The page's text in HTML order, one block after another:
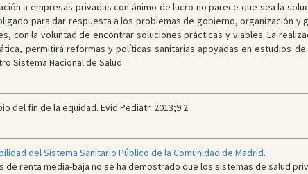
a empresas privadas con ánimo de lucro no parece que sea la
para dar respuesta a los problemas de gobierno, organización y
con la voluntad de encontrar soluciones prácticas y viables. La
permitirá reformas y políticas sanitarias apoyadas en estudios de
Sistema Nacional de Salud.
del fin de la equidad. Evid Pediatr. 2013;9:2.
del Sistema Sanitario Público de la Comunidad de Madrid.
de renta media-baja no se ha demostrado que los sistemas de salud